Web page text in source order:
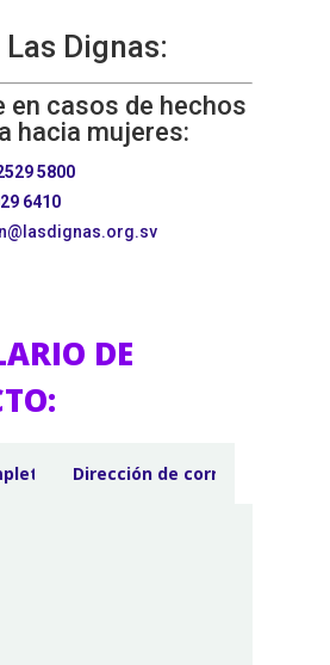
Dignas:
en casos de hechos
hacia mujeres:
5800
6410
DE